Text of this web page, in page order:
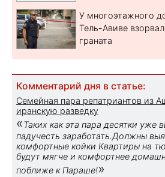
У многоэтажного
Тель-Авиве
граната
Комментарий дня в статье:
Семейная пара репатриантов из
иранскую разведку
«Таких как эта пара десятки уже
падучесть заработать.Должны
комфортные койки Квартиры на
будут мягче и комфортнее
поближе к Параше!»